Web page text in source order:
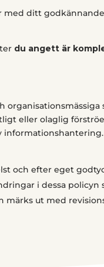
med ditt
du angett är
eller olaglig
informationshantering.
och efter eget
i dessa
märks ut med